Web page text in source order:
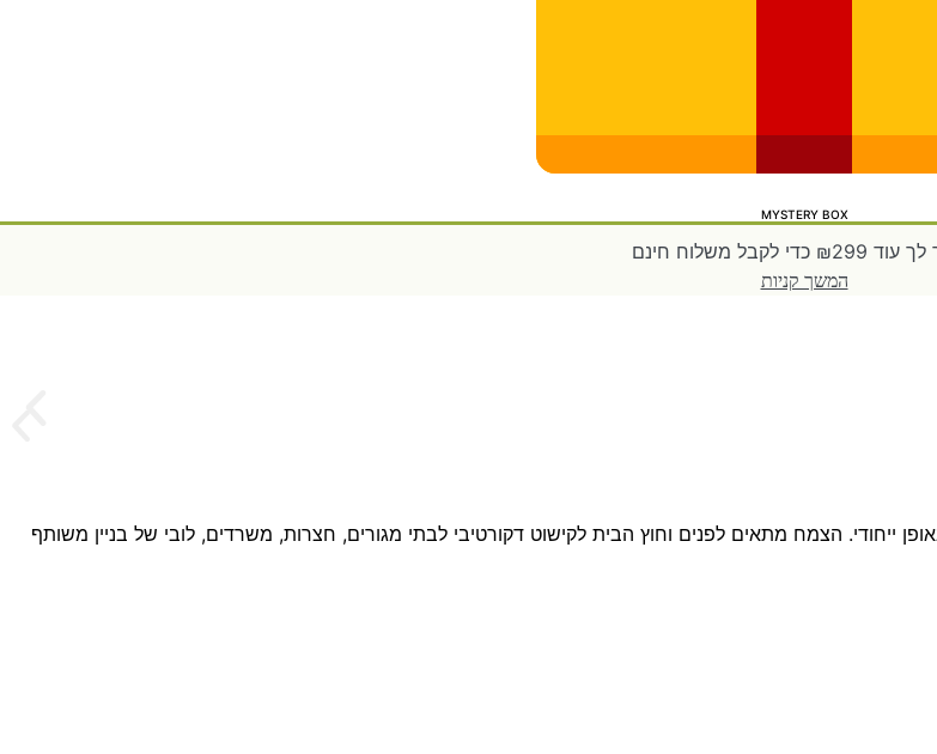
MYSTERY BOX
לך עוד ₪299 כדי לקבל משלוח חינם
המשך קניות
באופן ייחודי. הצמח מתאים לפנים וחוץ הבית לקישוט דקורטיבי לבתי מגורים, חצרות, משרדים, לובי של בניין משותף